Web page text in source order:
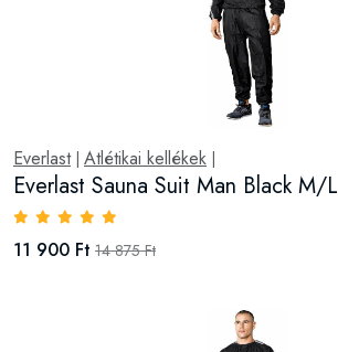
Everlast| Atlétikai kellékek
Everlast Sauna Suit Man Black M/L
11 900 Ft 14 875 Ft